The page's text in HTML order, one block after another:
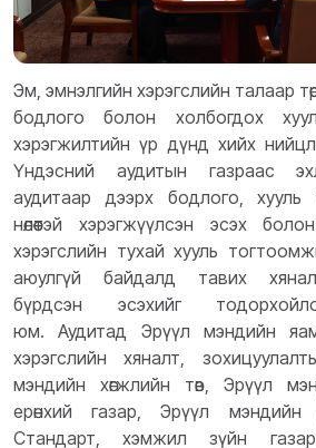
Эм, эмнэлгийн хэрэгслийн талаар
бодлого болон холбогдох
хэрэгжилтийн үр дүнд хийх
Үндэсний аудитын газраас
аудитаар дээрх бодлого, хууль
нөлөөтэй хэрэгжүүлсэн эсэх
хэрэгслийн тухай хууль
аюулгүй байдалд тавих
бүрдсэн эсэхийг
юм.Аудитад Эрүүл мэндийн
хэрэгслийн хяналт,
мэндийн хөгжлийн төв, Эрүүл
ерөнхий газар, Эрүүл мэндийн
Стандарт, хэмжил зүйн